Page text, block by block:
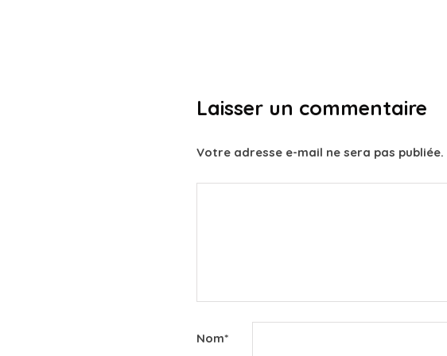
Laisser un commentaire
Votre adresse e-mail ne sera pas publiée.
Nom*